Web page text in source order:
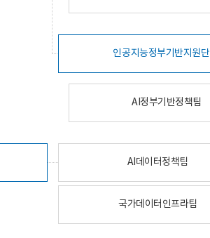
인공지능정부기반지원단
AI정부기반정책팀
AI데이터정책팀
국가데이터인프라팀